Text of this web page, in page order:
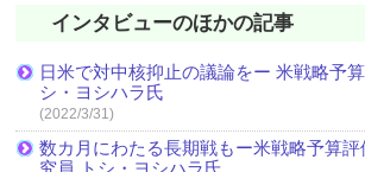
インタビューのほかの記事
日米で対中核抑止の議論をー 米戦略予
シ・ヨシハラ氏
(2022/3/31)
数カ月にわたる長期戦もー米戦略予算